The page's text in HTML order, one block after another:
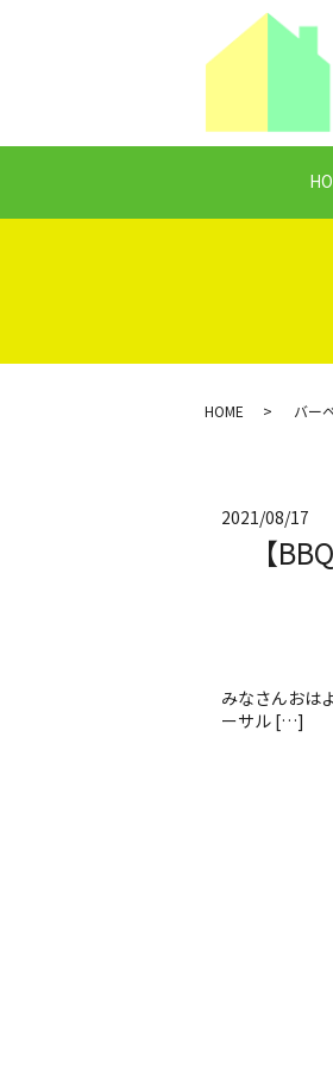
HOME バー
2021/08/17
【
みなさんおは
ーサル […]